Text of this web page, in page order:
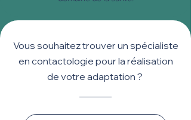
Vous souhaitez trouver un spécialiste
en contactologie pour la réalisation
de votre adaptation ?